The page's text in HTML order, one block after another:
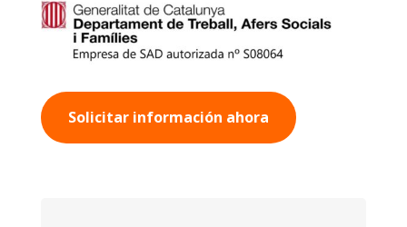
Solicitar información ahora